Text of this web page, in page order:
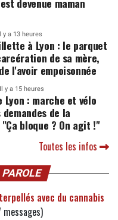
y a 13 heures
à Lyon : le parquet
de sa mère,
l'avoir empoisonnée
Il y a 15 heures
Lyon : marche et vélo
de la
bloque ? On agit !"
Toutes les infos
avec du cannabis
messages)